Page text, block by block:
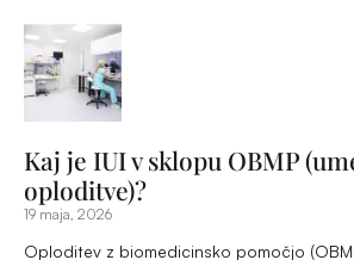
Ginekološke klinike za
(OBMP) v Sloveniji
V Sloveniji delujejo preko zavarovalnice tri
za zdravljenje neplodnosti,
in sicer v Ljubljani, Mariboru in Postojni,
lahko v postopek vključite tudi v